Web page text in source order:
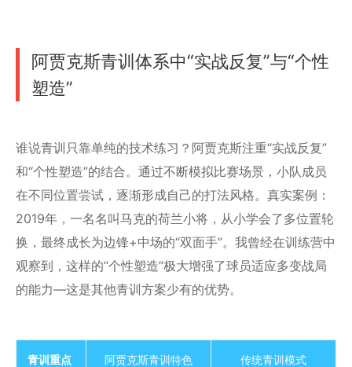
阿贾克斯青训体系中“实战反复”与“个性
塑造”
谁说青训只靠单纯的技术练习？阿贾克斯注重“实战反复”
和“个性塑造”的结合。通过不断模拟比赛场景，小队成员
在不同位置尝试，逐渐形成自己的打法风格。真实案例：
2019年，一名名叫马克的荷兰小将，从小学会了多位置轮
换，最终成长为边锋+中场的“双面手”。我曾经在训练营中
观察到，这样的“个性塑造”极大增强了球员适应多变战局
的能力—这是其他青训方案少有的优势。
青训重点 阿贾克斯青训特色 传统青训模式